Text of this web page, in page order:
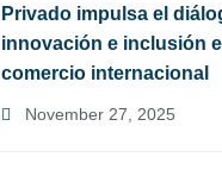
Privado impulsa el
innovación e inclusión
comercio internacional
November 27, 2025